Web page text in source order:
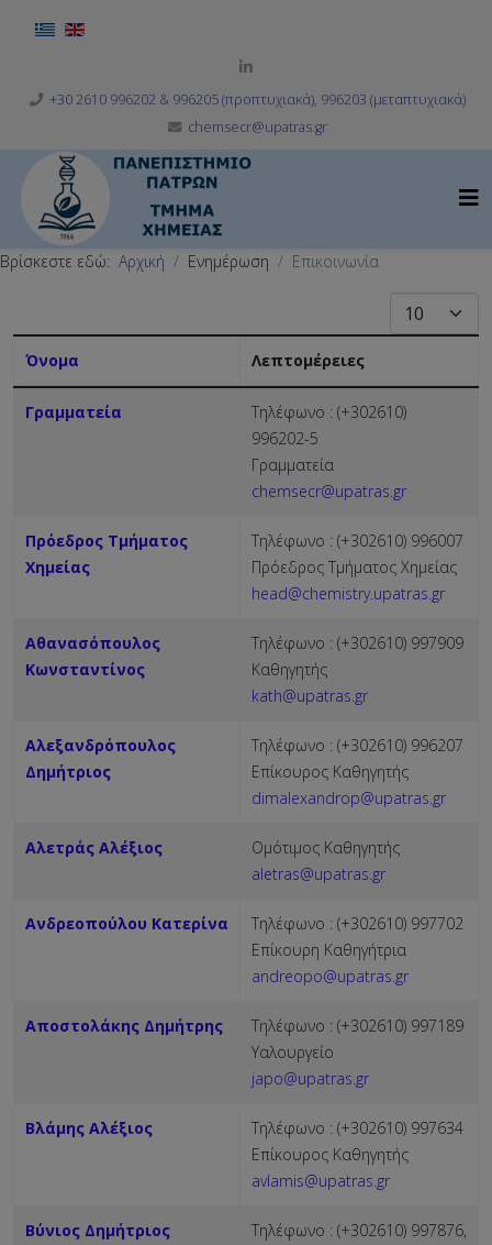
Επιλέξτε τη γλώσσα σας
+30 2610 996202 & 996205 (προπτυχιακά), 996203 (μεταπτυχιακά)
chemsecr@upatras.gr
Βρίσκεστε εδώ: Αρχική Ενημέρωση Επικοινωνία
Εμφάνιση #
Όνομα Λεπτομέρειες
Γραμματεία
Τηλέφωνο : (+302610)
996202-5
Γραμματεία
chemsecr@upatras.gr
Πρόεδρος Τμήματος
Χημείας
Τηλέφωνο : (+302610) 996007
Πρόεδρος Τμήματος Χημείας
head@chemistry.upatras.gr
Αθανασόπουλος
Κωνσταντίνος
Τηλέφωνο : (+302610) 997909
Καθηγητής
kath@upatras.gr
Αλεξανδρόπουλος
Δημήτριος
Τηλέφωνο : (+302610) 996207
Επίκουρος Καθηγητής
dimalexandrop@upatras.gr
Αλετράς Αλέξιος
Ομότιμος Καθηγητής
aletras@upatras.gr
Ανδρεοπούλου Κατερίνα
Τηλέφωνο : (+302610) 997702
Επίκουρη Καθηγήτρια
andreopo@upatras.gr
Αποστολάκης Δημήτρης
Τηλέφωνο : (+302610) 997189
Υαλουργείο
japo@upatras.gr
Βλάμης Αλέξιος
Τηλέφωνο : (+302610) 997634
Επίκουρος Καθηγητής
avlamis@upatras.gr
Βύνιος Δημήτριος
Τηλέφωνο : (+302610) 997876,